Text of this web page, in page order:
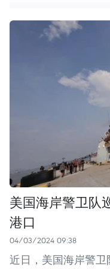
美国海岸警卫队
港口
04/03/2024 09:38
近日，美国海岸警卫